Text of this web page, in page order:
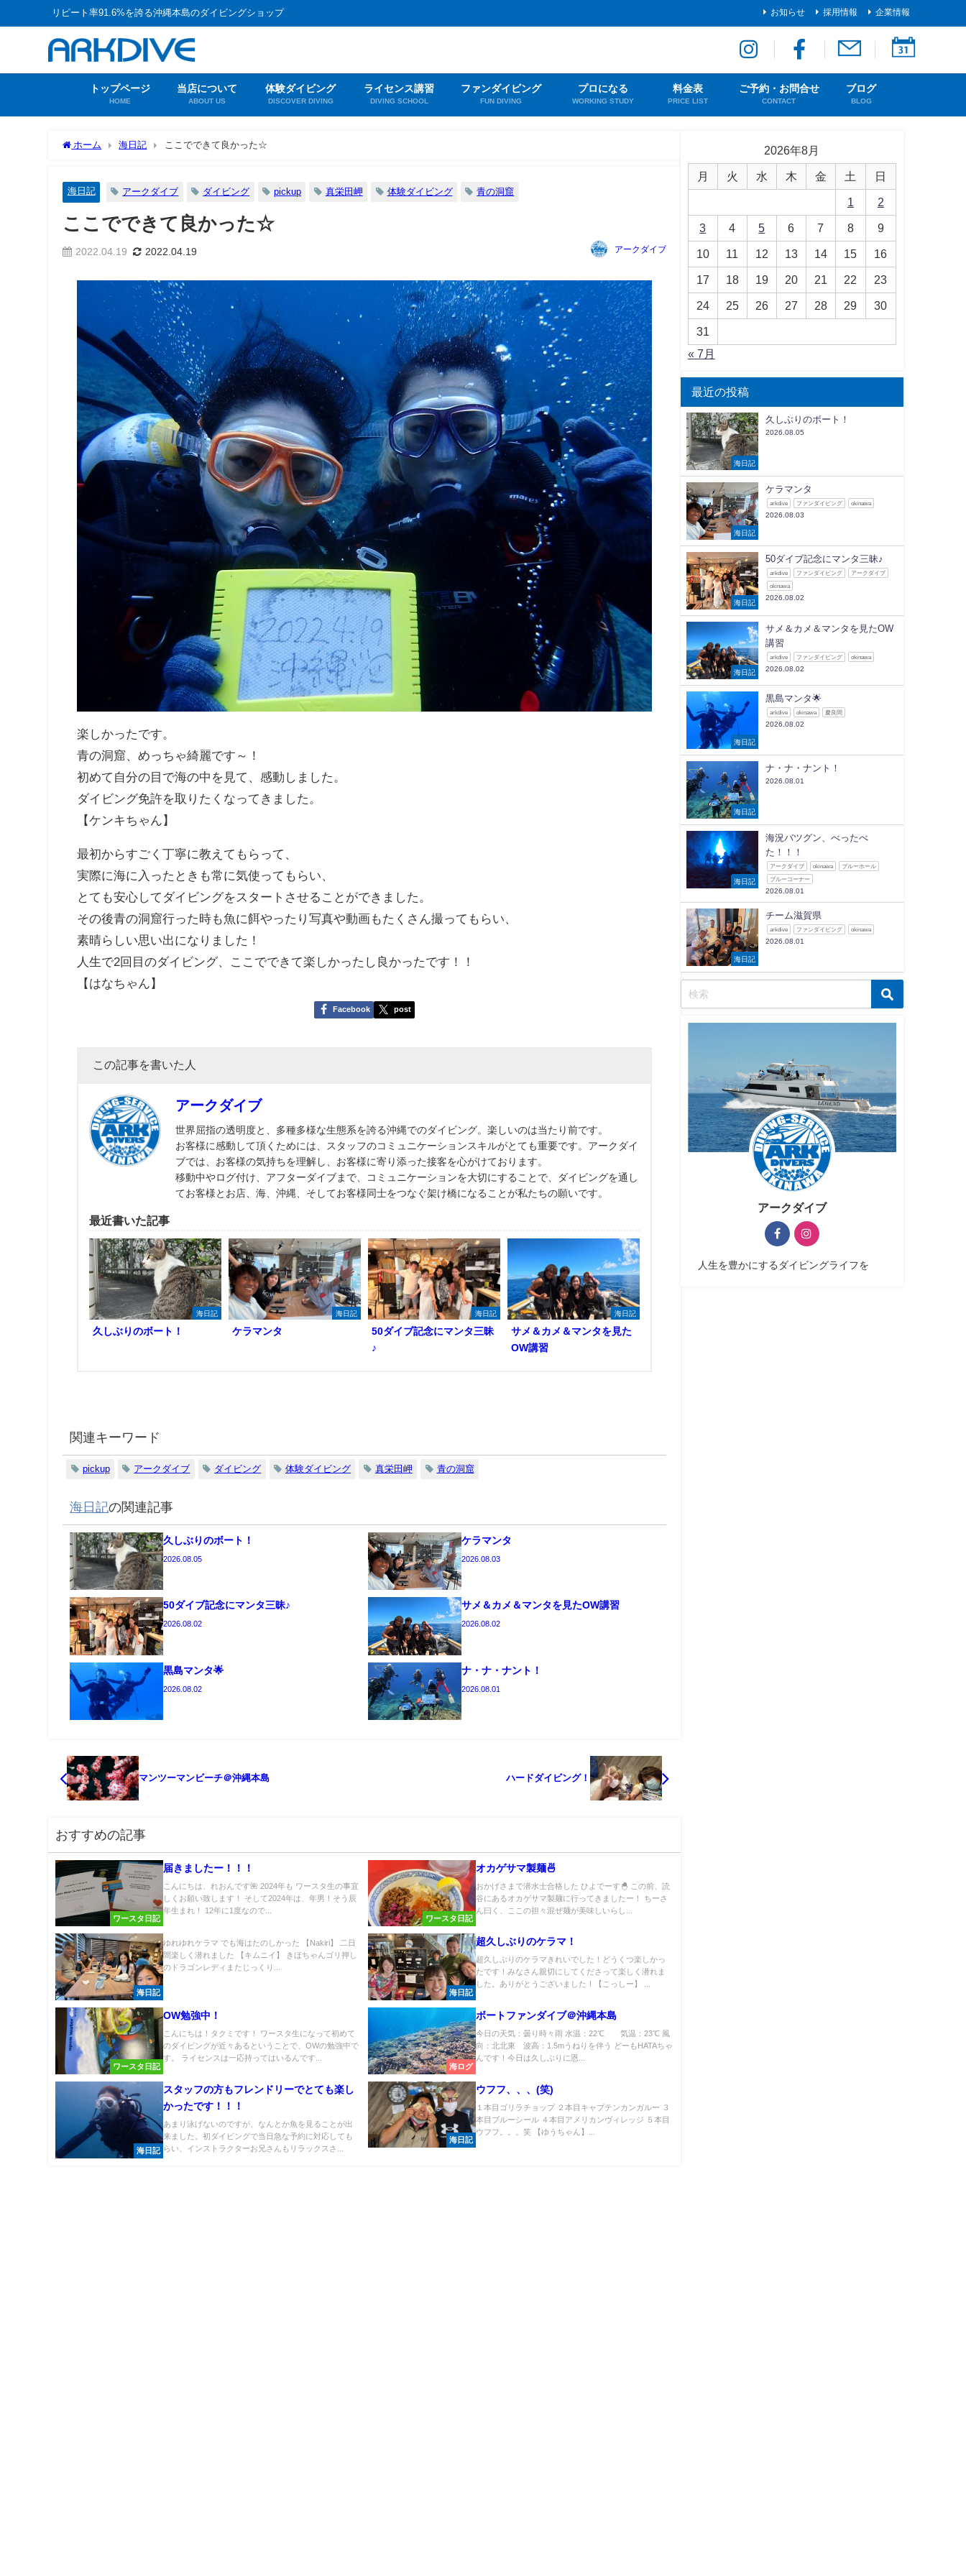
リピート率91.6%を誇る沖縄本島のダイビングショップ お知らせ 採用情報 企業情報
トップページ
HOME
当店について
ABOUT US
体験ダイビング
DISCOVER DIVING
ライセンス講習
DIVING SCHOOL
ファンダイビング
FUN DIVING
プロになる
WORKING STUDY
料金表
PRICE LIST
ご予約・お問合せ
CONTACT
ブログ
BLOG
ホーム 海日記 ここでできて良かった☆
海日記 アークダイブ ダイビング pickup 真栄田岬 体験ダイビング 青の洞窟
ここでできて良かった☆
2022.04.19 2022.04.19 アークダイブ
楽しかったです。
青の洞窟、めっちゃ綺麗です～！
初めて自分の目で海の中を見て、感動しました。
ダイビング免許を取りたくなってきました。
【ケンキちゃん】
最初からすごく丁寧に教えてもらって、
実際に海に入ったときも常に気使ってもらい、
とても安心してダイビングをスタートさせることができました。
その後青の洞窟行った時も魚に餌やったり写真や動画もたくさん撮ってもらい、
素晴らしい思い出になりました！
人生で2回目のダイビング、ここでできて楽しかったし良かったです！！
【はなちゃん】
Facebook post
この記事を書いた人
アークダイブ
世界屈指の透明度と、多種多様な生態系を誇る沖縄でのダイビング。楽しいのは当たり前です。
お客様に感動して頂くためには、スタッフのコミュニケーションスキルがとても重要です。アークダイ
ブでは、お客様の気持ちを理解し、お客様に寄り添った接客を心がけております。
移動中やログ付け、アフターダイブまで、コミュニケーションを大切にすることで、ダイビングを通し
てお客様とお店、海、沖縄、そしてお客様同士をつなぐ架け橋になることが私たちの願いです。
最近書いた記事
海日記
久しぶりのボート！
海日記
ケラマンタ
海日記
50ダイブ記念にマンタ三昧
♪
海日記
サメ＆カメ＆マンタを見た
OW講習
関連キーワード
pickup アークダイブ ダイビング 体験ダイビング 真栄田岬 青の洞窟
海日記の関連記事
久しぶりのボート！
2026.08.05
ケラマンタ
2026.08.03
50ダイブ記念にマンタ三昧♪
2026.08.02
サメ＆カメ＆マンタを見たOW講習
2026.08.02
黒島マンタ🌟
2026.08.02
ナ・ナ・ナント！
2026.08.01
マンツーマンビーチ＠沖縄本島 ハードダイビング！
おすすめの記事
ワースタ日記
届きましたー！！！
こんにちは、れおんです🌺 2024年も ワースタ生の事宜
しくお願い致します！ そして2024年は、年男！そう辰
年生まれ！ 12年に1度なので...
ワースタ日記
オカゲサマ製麺🍜
おかげさまで潜水士合格した ひよでーす🐣 この前、読
谷にあるオカゲサマ製麺に行ってきましたー！ ちーさ
ん曰く、ここの担々混ぜ麺が美味しいらし...
海日記
ゆれゆれケラマ でも海はたのしかった 【Nakiri】 二日
間楽しく潜れました 【キムニイ】 きほちゃんゴリ押し
のドラゴンレディまたじっくり...
海日記
超久しぶりのケラマ！
超久しぶりのケラマきれいでした！どうくつ楽しかっ
たです！みなさん親切にしてくださって楽しく潜れま
した。ありがとうございました！【こっしー】 ...
ワースタ日記
OW勉強中！
こんにちは！タクミです！ ワースタ生になって初めて
のダイビングが近々あるということで、OWの勉強中で
す。 ライセンスは一応持ってはいるんです...
海ログ
ボートファンダイブ＠沖縄本島
今日の天気：曇り時々雨 水温：22℃ 気温：23℃ 風
向：北北東 波高：1.5mうねりを伴う どーもHATAちゃ
んです！今日は久しぶりに恩...
海日記
スタッフの方もフレンドリーでとても楽し
かったです！！！
あまり泳げないのですが、なんとか魚を見ることが出
来ました。初ダイビングで当日急な予約に対応しても
らい、インストラクターお兄さんもリラックスさ...
海日記
ウフフ、、、(笑)
１本目ゴリラチョップ ２本目キャプテンカンガルー ３
本目ブルーシール ４本目アメリカンヴィレッジ ５本目
ウフフ。。。笑 【ゆうちゃん】...
2026年8月
月 火 水 木 金 土 日
1 2
3 4 5 6 7 8 9
10 11 12 13 14 15 16
17 18 19 20 21 22 23
24 25 26 27 28 29 30
31
« 7月
最近の投稿
海日記
久しぶりのボート！
2026.08.05
海日記
ケラマンタ
arkdive ファンダイビング okinawa
2026.08.03
海日記
50ダイブ記念にマンタ三昧♪
arkdive ファンダイビング アークダイブ
okinawa
2026.08.02
海日記
サメ＆カメ＆マンタを見たOW
講習
arkdive ファンダイビング okinawa
2026.08.02
海日記
黒島マンタ🌟
arkdive okinawa 慶良間
2026.08.02
海日記
ナ・ナ・ナント！
2026.08.01
海日記
海況バツグン、べったべ
た！！！
アークダイブ okinawa ブルーホール
ブルーコーナー
2026.08.01
海日記
チーム滋賀県
arkdive ファンダイビング okinawa
2026.08.01
アークダイブ
人生を豊かにするダイビングライフを